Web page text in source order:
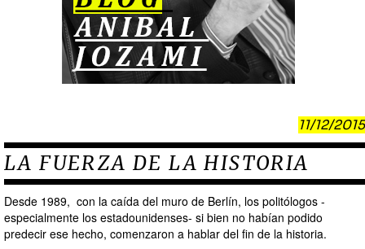
11/12/2015
LA FUERZA DE LA HISTORIA
Desde 1989, con la caída del muro de Berlín, los politólogos -
especialmente los estadounidenses- si bien no habían podido
predecir ese hecho, comenzaron a hablar del fin de la historia.